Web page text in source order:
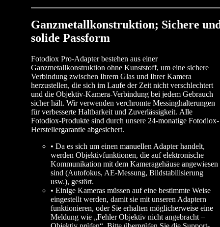
Ganzmetallkonstruktion; Sichere
solide Passform
Fotodiox Pro-Adapter bestehen aus einer
Ganzmetallkonstruktion ohne Kunststoff, um eine sichere
Verbindung zwischen Ihrem Glas und Ihrer Kamera
herzustellen, die sich im Laufe der Zeit nicht verschlechtert
und die Objektiv-Kamera-Verbindung bei jedem Gebrauch
sicher hält. Wir verwenden verchromte Messinghalterungen
für verbesserte Haltbarkeit und Zuverlässigkeit. Alle
Fotodiox-Produkte sind durch unsere 24-monatige Fotodiox-
Herstellergarantie abgesichert.
• Da es sich um einen manuellen Adapter handelt,
werden Objektivfunktionen, die auf elektronische
Kommunikation mit dem Kameragehäuse angewiesen
sind (Autofokus, AE-Messung, Bildstabilisierung
usw.), gestört.
• Einige Kameras müssen auf eine bestimmte Weise
eingestellt werden, damit sie mit unseren Adaptern
funktionieren, oder Sie erhalten möglicherweise eine
Meldung wie „Fehler Objektiv nicht angebracht –